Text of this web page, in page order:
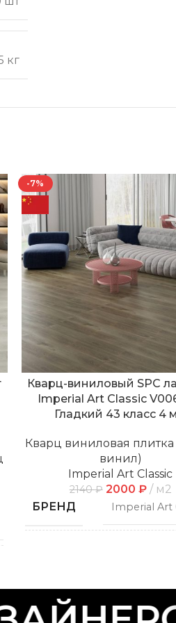
кг
-7%
Кварц-виниловый SPC
Imperial Art Classic
Гладкий 43 класс 4
Кварц виниловая плитка
винил)
Imperial Art Classic
2140₽ 2000 ₽
м2
БРЕНД
Imperial Art
ФАСКА С